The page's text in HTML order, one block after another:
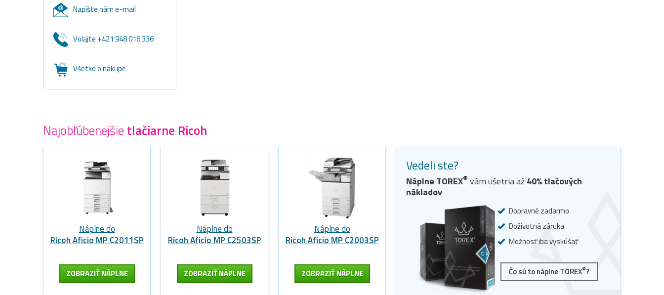
Napíšte nám e-mail
Volajte +421 948 016 336
Všetko o nákupe
Najobľúbenejšie tlačiarne Ricoh
Náplne do
Ricoh Aficio MP C2011SP
ZOBRAZIŤ NÁPLNE
Náplne do
Ricoh Aficio MP C2503SP
ZOBRAZIŤ NÁPLNE
Náplne do
Ricoh Aficio MP C2003SP
ZOBRAZIŤ NÁPLNE
Vedeli ste?
Náplne TOREX® vám ušetria až40% tlačových
nákladov
Dopravné zadarmo
Doživotná záruka
Možnosť iba vyskúšať
Čo sú to náplne TOREX®?